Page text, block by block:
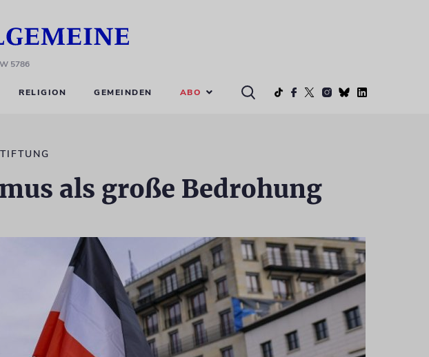
5786
RELIGION GEMEINDEN ABO
als große Bedrohung